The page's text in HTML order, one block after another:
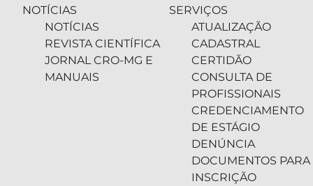
NOTÍCIAS
NOTÍCIAS
REVISTA CIENTÍFICA
JORNAL CRO-MG E
MANUAIS
SERVIÇOS
ATUALIZAÇÃO
CADASTRAL
CERTIDÃO
CONSULTA DE
PROFISSIONAIS
CREDENCIAMENTO
DE ESTÁGIO
DENÚNCIA
DOCUMENTOS PARA
INSCRIÇÃO